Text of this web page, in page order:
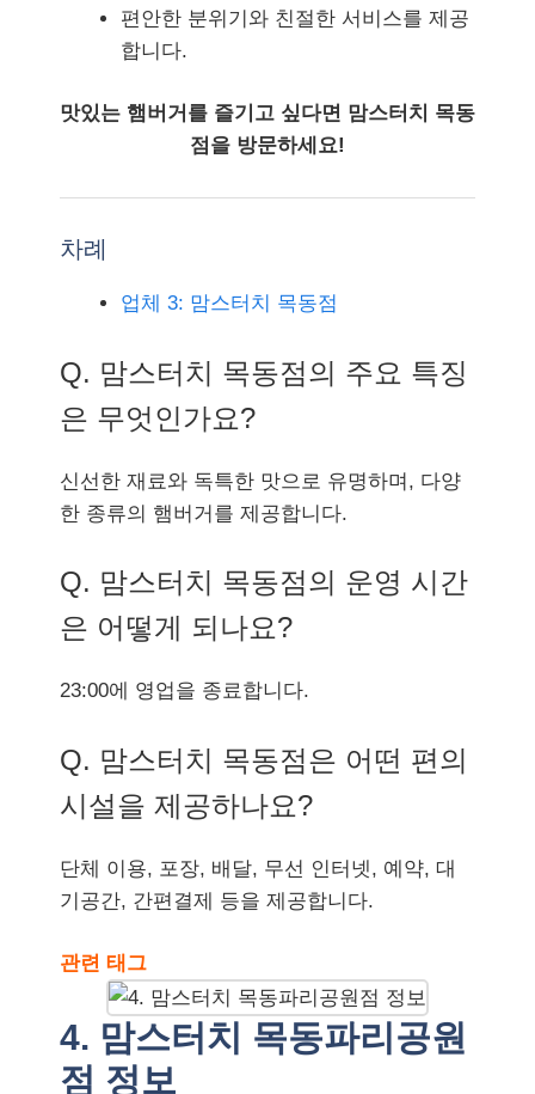
편안한 분위기와 친절한 서비스를 제공
합니다.
맛있는 햄버거를 즐기고 싶다면 맘스터치 목동
점을 방문하세요!
차례
업체 3: 맘스터치 목동점
Q. 맘스터치 목동점의 주요 특징
은 무엇인가요?
신선한 재료와 독특한 맛으로 유명하며, 다양
한 종류의 햄버거를 제공합니다.
Q. 맘스터치 목동점의 운영 시간
은 어떻게 되나요?
23:00에 영업을 종료합니다.
Q. 맘스터치 목동점은 어떤 편의
시설을 제공하나요?
단체 이용, 포장, 배달, 무선 인터넷, 예약, 대
기공간, 간편결제 등을 제공합니다.
관련 태그
4. 맘스터치 목동파리공원
점 정보